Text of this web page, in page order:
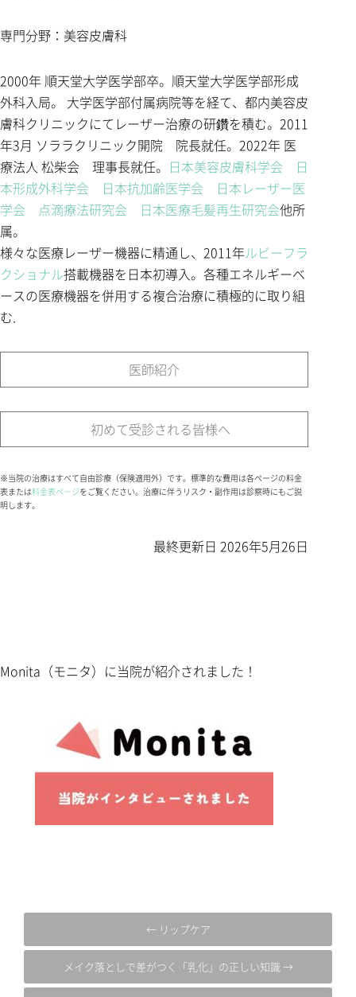
専門分野：美容皮膚科
2000年 順天堂大学医学部卒。順天堂大学医学部形成
外科入局。 大学医学部付属病院等を経て、都内美容皮
膚科クリニックにてレーザー治療の研鑽を積む。2011
年3月 ソララクリニック開院 院長就任。2022年 医
療法人 松柴会 理事長就任。 日本美容皮膚科学会
日
本形成外科学会
日本抗加齢医学会
日本レーザー医
学会
点滴療法研究会 日本医療毛髪再生研究会他所
属。
様々な医療レーザー機器に精通し、2011年ルビーフラ
クショナル搭載機器を日本初導入。各種エネルギーベ
ースの医療機器を併用する複合治療に積極的に取り組
む.
医師紹介
初めて受診される皆様へ
※当院の治療はすべて自由診療（保険適用外）です。標準的な費用は各ページの料金
表または料金表ページをご覧ください。治療に伴うリスク・副作用は診察時にもご説
明します。
最終更新日 2026年5月26日
Monita（モニタ）に当院が紹介されました！
← リップケア
メイク落としで差がつく「乳化」の正しい知識 →